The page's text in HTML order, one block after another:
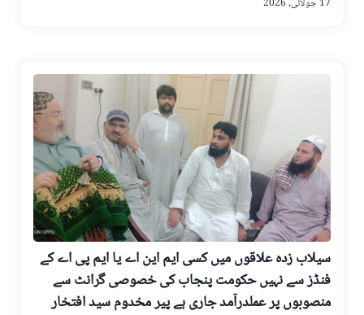
17 جولائی, 2026
فنڈز سے نہیں حکومت پنجاب کی خصوصی گرانٹ سے
منصوبوں پر عملدرآمد جاری ہے پیر مخدوم سید افتخار